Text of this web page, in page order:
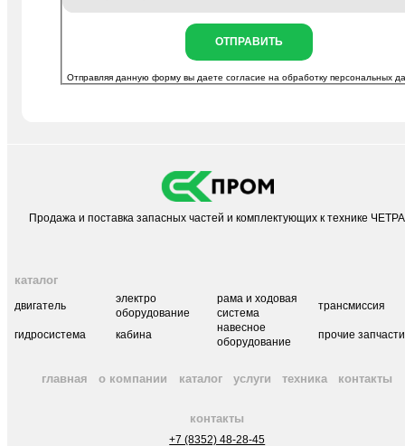
ОТПРАВИТЬ
Отправляя данную форму вы даете согласие наобработку персональных
Продажа и поставка запасных частей и комплектующих к технике ЧЕТРА
каталог
двигатель
электро
оборудование
рама и ходовая
система
трансмиссия
гидросистема кабина
навесное
оборудование
прочие запчасти
главная о компании каталог услуги техника контакты
контакты
+7 (8352) 48-28-45